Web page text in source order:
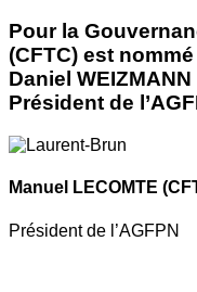
Pour la
(CFTC) est
Daniel
Président de
Manuel LECOMTE
Président de l’AGFPN